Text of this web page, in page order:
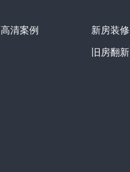
高清案例
新房装修
旧房翻新